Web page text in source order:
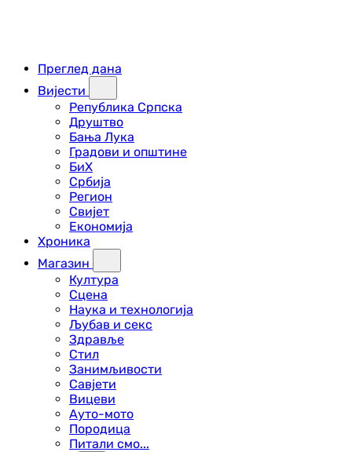
Преглед дана
Вијести
Република Српска
Друштво
Бања Лука
Градови и општине
БиХ
Србија
Регион
Свијет
Економија
Хроника
Магазин
Култура
Сцена
Наука и технологија
Љубав и секс
Здравље
Стил
Занимљивости
Савјети
Вицеви
Ауто-мото
Породица
Питали смо...